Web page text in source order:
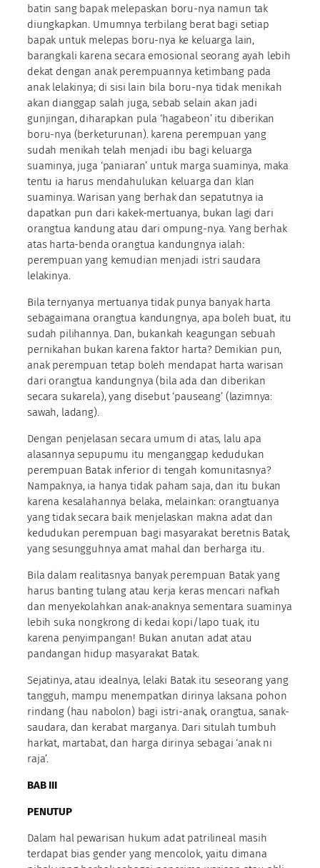
batin sang bapak melepaskan boru-nya namun tak
diungkapkan. Umumnya terbilang berat bagi setiap
bapak untuk melepas boru-nya ke keluarga lain,
barangkali karena secara emosional seorang ayah lebih
dekat dengan anak perempuannya ketimbang pada
anak lelakinya; di sisi lain bila boru-nya tidak menikah
akan dianggap salah juga, sebab selain akan jadi
gunjingan, diharapkan pula ‘hagabeon’ itu diberikan
boru-nya (berketurunan). karena perempuan yang
sudah menikah telah menjadi ibu bagi keluarga
suaminya, juga ‘paniaran’ untuk marga suaminya, maka
tentu ia harus mendahulukan keluarga dan klan
suaminya. Warisan yang berhak dan sepatutnya ia
dapatkan pun dari kakek-mertuanya, bukan lagi dari
orangtua kandung atau dari ompung-nya. Yang berhak
atas harta-benda orangtua kandungnya ialah:
perempuan yang kemudian menjadi istri saudara
lelakinya.
Bila ternyanya mertuanya tidak punya banyak harta
sebagaimana orangtua kandungnya, apa boleh buat, itu
sudah pilihannya. Dan, bukankah keagungan sebuah
pernikahan bukan karena faktor harta? Demikian pun,
anak perempuan tetap boleh mendapat harta warisan
dari orangtua kandungnya (bila ada dan diberikan
secara sukarela), yang disebut ‘pauseang’ (lazimnya:
sawah, ladang).
Dengan penjelasan secara umum di atas, lalu apa
alasannya sepupumu itu menganggap kedudukan
perempuan Batak inferior di tengah komunitasnya?
Nampaknya, ia hanya tidak paham saja, dan itu bukan
karena kesalahannya belaka, melainkan: orangtuanya
yang tidak secara baik menjelaskan makna adat dan
kedudukan perempuan bagi masyarakat beretnis Batak,
yang sesungguhnya amat mahal dan berharga itu.
Bila dalam realitasnya banyak perempuan Batak yang
harus banting tulang atau kerja keras mencari nafkah
dan menyekolahkan anak-anaknya sementara suaminya
lebih suka nongkrong di kedai kopi/lapo tuak, itu
karena penyimpangan! Bukan anutan adat atau
pandangan hidup masyarakat Batak.
Sejatinya, atau idealnya, lelaki Batak itu seseorang yang
tangguh, mampu menempatkan dirinya laksana pohon
rindang (hau nabolon) bagi istri-anak, orangtua, sanak-
saudara, dan kerabat marganya. Dari situlah tumbuh
harkat, martabat, dan harga dirinya sebagai ‘anak ni
raja’.
BAB III
PENUTUP
Dalam hal pewarisan hukum adat patrilineal masih
terdapat bias gender yang mencolok, yaitu dimana